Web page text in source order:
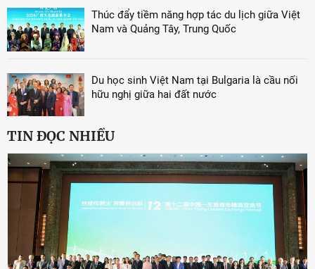
Thúc đẩy tiềm năng hợp tác du lịch giữa Việt
Nam và Quảng Tây, Trung Quốc
Du học sinh Việt Nam tại Bulgaria là cầu nối
hữu nghị giữa hai đất nước
TIN ĐỌC NHIỀU